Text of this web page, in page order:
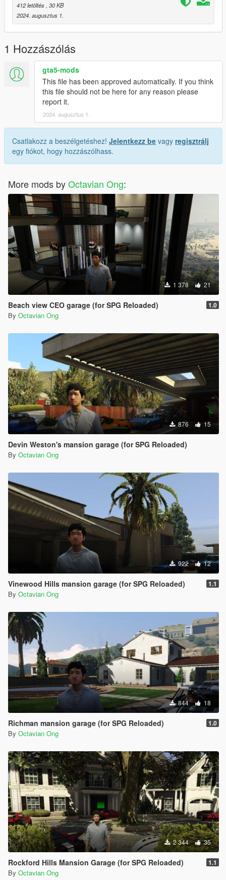
412 letöltés , 30 KB
2024. augusztus 1.
1 Hozzászólás
gta5-mods
This file has been approved automatically. If you think
this file should not be here for any reason please
report it.
2024. augusztus 1.
Csatlakozz a beszélgetéshez! Jelentkezz be vagy regisztrálj
egy fiókot, hogy hozzászólhass.
More mods byOctavian Ong:
1 378 21
Beach view CEO garage (for SPG Reloaded) 1.0
By Octavian Ong
876 15
Devin Weston's mansion garage (for SPG Reloaded)
By Octavian Ong
922 12
Vinewood Hills mansion garage (for SPG Reloaded) 1.1
By Octavian Ong
844 18
Richman mansion garage (for SPG Reloaded) 1.0
By Octavian Ong
2 344 35
Rockford Hills Mansion Garage (for SPG Reloaded) 1.1
By Octavian Ong